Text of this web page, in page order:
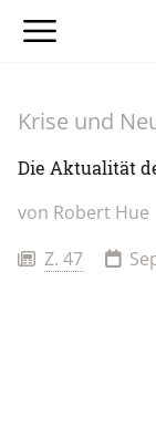
Krise und
Die Aktualität
von Robert Hue
Z. 47